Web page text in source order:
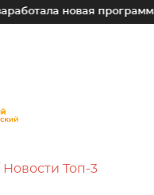
новая программа
Новости Топ-3